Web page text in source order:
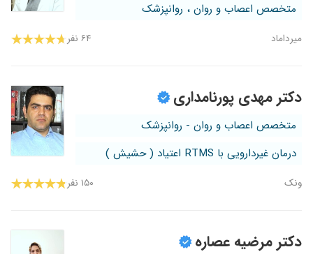
متخصص اعصاب و روان ، روانپزشک
میرداماد ۶۴ نفر
دکتر مهدی پورنامداری
متخصص اعصاب و روان - روانپزشک
درمان غیردارویی با RTMS اعتیاد ( حشیش )
ونک ۱۵۰ نفر
دکتر مرضیه عصاره